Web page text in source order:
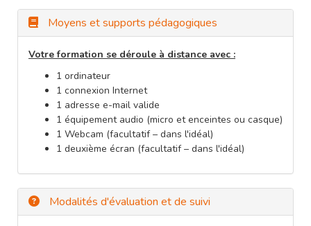
Moyens et supports pédagogiques
Votre formation se déroule à distance avec :
1 ordinateur
1 connexion Internet
1 adresse e-mail valide
1 équipement audio (micro et enceintes ou casque)
1 Webcam (facultatif – dans l'idéal)
1 deuxième écran (facultatif – dans l'idéal)
Modalités d'évaluation et de suivi